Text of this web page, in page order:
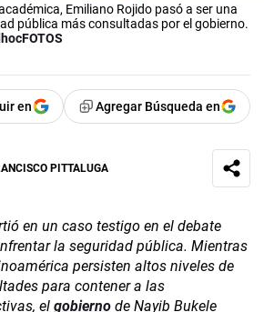
Emiliano Rojido pasó a ser una
pública más consultadas por el gobierno.
en Agregar Búsqueda en
PITTALUGA
en un caso testigo en el debate
la seguridad pública. Mientras
persisten altos niveles de
para contener a las
el gobierno de Nayib Bukele